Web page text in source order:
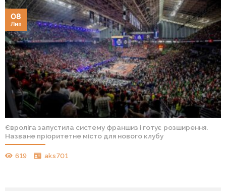
Євроліга запустила систему франшиз і готує розширення.
Назване пріоритетне місто для нового клубу
619 aks701
08
Лип